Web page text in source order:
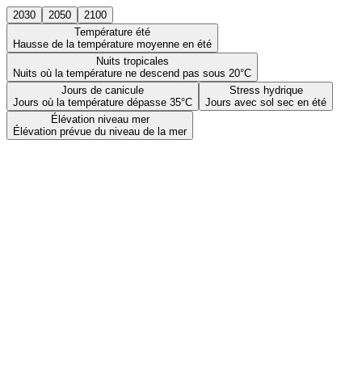
2030 2050
2100
Température été
Hausse de la température moyenne en été
Nuits tropicales
Nuits où la température ne descend pas sous 20°C
Jours de canicule
Jours où la température dépasse 35°C
Stress hydrique
Jours avec sol sec en été
Élévation niveau mer
Élévation prévue du niveau de la mer